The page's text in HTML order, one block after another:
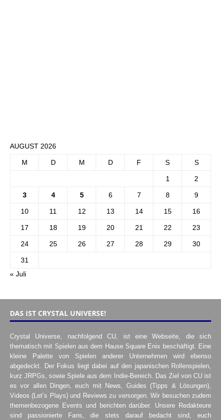
AUGUST 2026
M D M D F S S
1 2
3 4 5 6 7 8 9
10 11 12 13 14 15 16
17 18 19 20 21 22 23
24 25 26 27 28 29 30
31
« Juli
DAS IST CRYSTAL UNIVERSE!
Crystal Universe, nachfolgend CU, ist eine Webseite, die sich
thematisch mit Spielen aus dem Hause Square Enix beschäftigt. Eine
kleine Palette von Spielen anderer Unternehmen wird ebenso
abgedeckt. Der Fokus liegt dabei auf den japanischen Rollenspielen,
kurz JRPGs, sowie Spiele aus dem Indie-Bereich. Das Ziel von CU ist
es vor allen Dingen, euch mit News, Guides (Tipps & Lösungen),
Videos (Let’s Plays) und Reviews zu versorgen. Wir besuchen zudem
themenbezogene Events und berichten darüber. Unsere Redakteure
sind passionierte Fans, die stets darauf bedacht sind, euch